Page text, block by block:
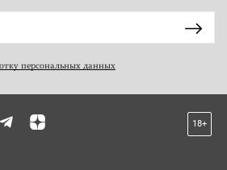
персональных данных
18+